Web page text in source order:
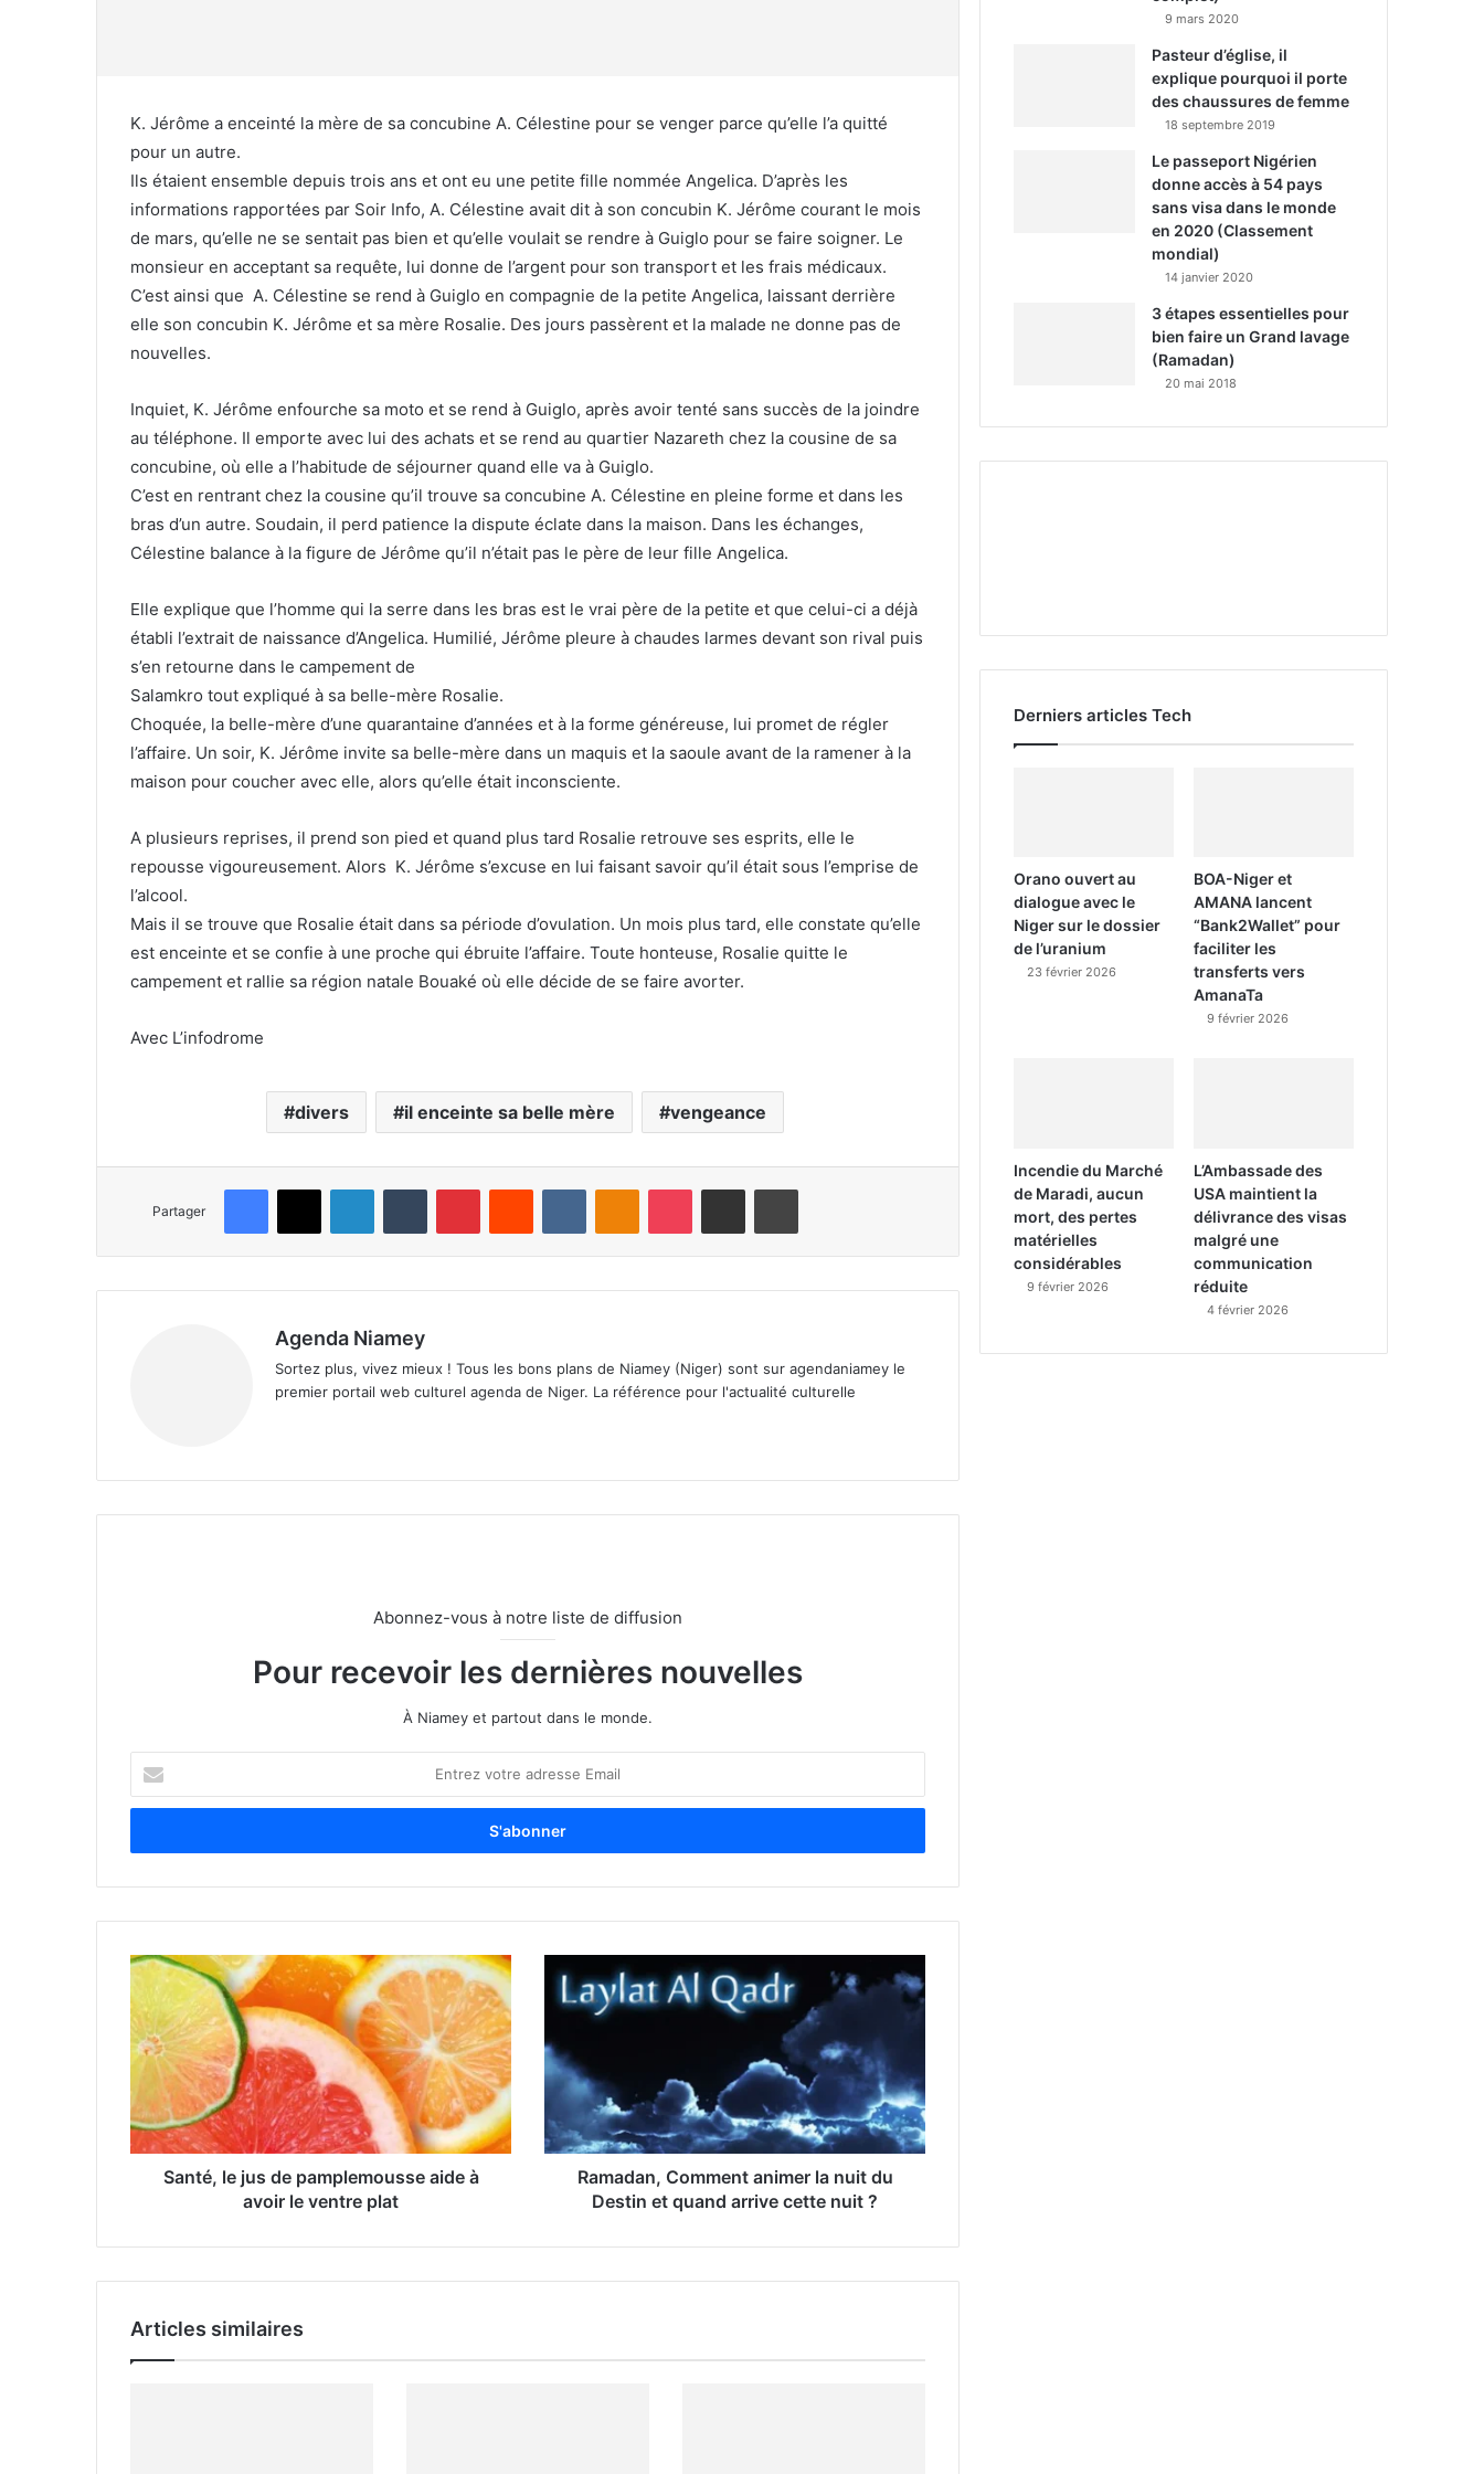
K. Jérôme a enceinté la mère de sa concubine A. Célestine pour se venger parce qu’elle l’a quitté
pour un autre.
Ils étaient ensemble depuis trois ans et ont eu une petite fille nommée Angelica. D’après les
informations rapportées par Soir Info, A. Célestine avait dit à son concubin K. Jérôme courant le mois
de mars, qu’elle ne se sentait pas bien et qu’elle voulait se rendre à Guiglo pour se faire soigner. Le
monsieur en acceptant sa requête, lui donne de l’argent pour son transport et les frais médicaux.
C’est ainsi que A. Célestine se rend à Guiglo en compagnie de la petite Angelica, laissant derrière
elle son concubin K. Jérôme et sa mère Rosalie. Des jours passèrent et la malade ne donne pas de
nouvelles.
Inquiet, K. Jérôme enfourche sa moto et se rend à Guiglo, après avoir tenté sans succès de la joindre
au téléphone. Il emporte avec lui des achats et se rend au quartier Nazareth chez la cousine de sa
concubine, où elle a l’habitude de séjourner quand elle va à Guiglo.
C’est en rentrant chez la cousine qu’il trouve sa concubine A. Célestine en pleine forme et dans les
bras d’un autre. Soudain, il perd patience la dispute éclate dans la maison. Dans les échanges,
Célestine balance à la figure de Jérôme qu’il n’était pas le père de leur fille Angelica.
Elle explique que l’homme qui la serre dans les bras est le vrai père de la petite et que celui-ci a déjà
établi l’extrait de naissance d’Angelica. Humilié, Jérôme pleure à chaudes larmes devant son rival puis
s’en retourne dans le campement de
Salamkro tout expliqué à sa belle-mère Rosalie.
Choquée, la belle-mère d’une quarantaine d’années et à la forme généreuse, lui promet de régler
l’affaire. Un soir, K. Jérôme invite sa belle-mère dans un maquis et la saoule avant de la ramener à la
maison pour coucher avec elle, alors qu’elle était inconsciente.
A plusieurs reprises, il prend son pied et quand plus tard Rosalie retrouve ses esprits, elle le
repousse vigoureusement. Alors K. Jérôme s’excuse en lui faisant savoir qu’il était sous l’emprise de
l’alcool.
Mais il se trouve que Rosalie était dans sa période d’ovulation. Un mois plus tard, elle constate qu’elle
est enceinte et se confie à une proche qui ébruite l’affaire. Toute honteuse, Rosalie quitte le
campement et rallie sa région natale Bouaké où elle décide de se faire avorter.
Avec L’infodrome
divers il enceinte sa belle mère vengeance
Partager
Agenda Niamey
Sortez plus, vivez mieux ! Tous les bons plans de Niamey (Niger) sont sur agendaniamey le
premier portail web culturel agenda de Niger. La référence pour l'actualité culturelle
Abonnez-vous à notre liste de diffusion
Pour recevoir les dernières nouvelles
À Niamey et partout dans le monde.
t
e
o
r
e
a
d
r
e
s
s
e
i
Santé, le jus de pamplemousse aide à
avoir le ventre plat
Ramadan, Comment animer la nuit du
Destin et quand arrive cette nuit ?
Articles similaires
9 mars 2020
Pasteur d’église, il
explique pourquoi il porte
des chaussures de femme
18 septembre 2019
Le passeport Nigérien
donne accès à 54 pays
sans visa dans le monde
en 2020 (Classement
mondial)
14 janvier 2020
3 étapes essentielles pour
bien faire un Grand lavage
(Ramadan)
20 mai 2018
Derniers articles Tech
Orano ouvert au
dialogue avec le
Niger sur le dossier
de l’uranium
23 février 2026
BOA-Niger et
AMANA lancent
“Bank2Wallet” pour
faciliter les
transferts vers
AmanaTa
9 février 2026
Incendie du Marché
de Maradi, aucun
mort, des pertes
matérielles
considérables
9 février 2026
L’Ambassade des
USA maintient la
délivrance des visas
malgré une
communication
réduite
4 février 2026